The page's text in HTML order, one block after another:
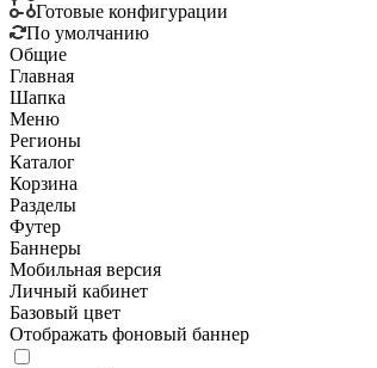
Готовые конфигурации
По умолчанию
Общие
Главная
Шапка
Меню
Регионы
Каталог
Корзина
Разделы
Футер
Баннеры
Мобильная версия
Личный кабинет
Базовый цвет
Отображать фоновый баннер